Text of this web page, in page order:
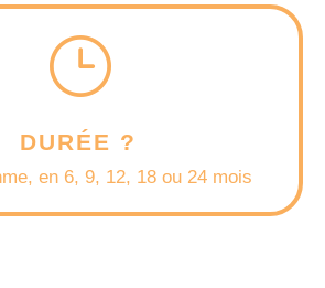
}
DURÉE ?
en 6, 9, 12, 18 ou 24 mois